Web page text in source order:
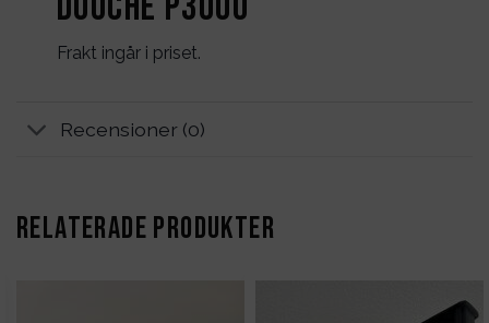
Frakt ingår i priset.
Recensioner (0)
RELATERADE PRODUKTER